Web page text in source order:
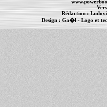
Rédaction :
Design : Ga�l- Logo et